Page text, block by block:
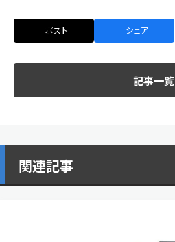
ポスト シェア
記事一覧
関連記事